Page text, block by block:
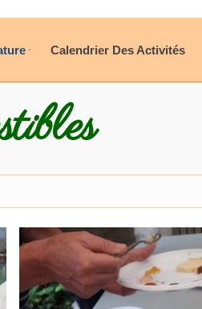
Calendrier Des Activités